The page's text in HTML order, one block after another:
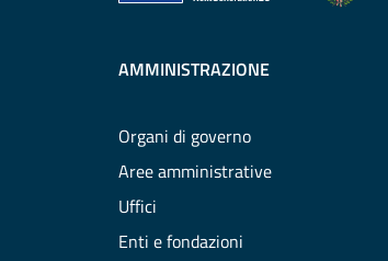
AMMINISTRAZIONE
Organi di governo
Aree amministrative
Uffici
Enti e fondazioni